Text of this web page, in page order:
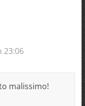
23:06
malissimo!